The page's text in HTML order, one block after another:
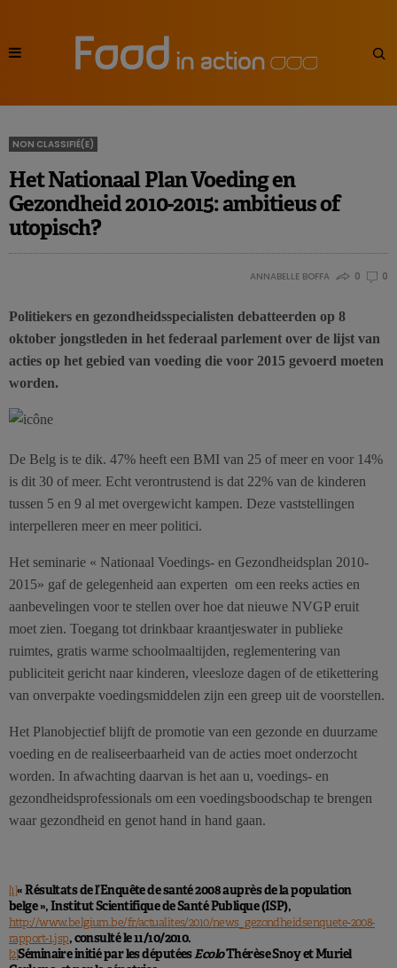
NON CLASSIFIÉ(E)
Het Nationaal Plan Voeding en
Gezondheid 2010-2015: ambitieus of
utopisch?
ANNABELLE BOFFA 0 0
Politiekers en gezondheidsspecialisten debatteerden op 8
oktober jongstleden in het federaal parlement over de lijst van
acties op het gebied van voeding die voor 2015 gevoerd moeten
worden.
De Belg is te dik. 47% heeft een BMI van 25 of meer en voor 14%
is dit 30 of meer. Echt verontrustend is dat 22% van de kinderen
tussen 5 en 9 al met overgewicht kampen. Deze vaststellingen
interpelleren meer en meer politici.
Het seminarie « Nationaal Voedings- en Gezondheidsplan 2010-
2015» gaf de gelegenheid aan experten om een reeks acties en
aanbevelingen voor te stellen over hoe dat nieuwe NVGP eruit
moet zien. Toegang tot drinkbaar kraantjeswater in publieke
ruimtes, gratis warme schoolmaaltijden, reglementering van
publiciteit gericht naar kinderen, vleesloze dagen of de etikettering
van onverpakte voedingsmiddelen zijn een greep uit de voorstellen.
Het Planobjectief blijft de promotie van een gezonde en duurzame
voeding en de realiseerbaarheid van de acties moet onderzocht
worden. In afwachting daarvan is het aan u, voedings- en
gezondheidsprofessionals om een voedingsboodschap te brengen
waar gezondheid en genot hand in hand gaan.
[1]« Résultats de l’Enquête de santé 2008 auprès de la population
belge », Institut Scientifique de Santé Publique (ISP),
http://www.belgium.be/fr/actualites/2010/news_gezondheidsenquete-2008-
rapport-1.jsp, consulté le 11/10/2010.
[2]Séminaire initié par les députéesEcoloThérèse Snoy et Muriel